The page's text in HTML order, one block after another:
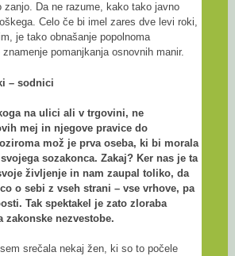
zanjo. Da ne razume, kako tako javno
Celo če bi imel zares dve levi roki,
je tako obnašanje popolnoma
pomanjkanja osnovnih manir.
– sodnici
na ulici ali v trgovini, ne
mej in njegove pravice do
mož je prva oseba, ki bi morala
sozakonca. Zakaj? Ker nas je ta
življenje in nam zaupal toliko, da
o sebi z vseh strani – vse vrhove, pa
Tak spektakel je zato zloraba
zakonske nezvestobe.
srečala nekaj žen, ki so to počele